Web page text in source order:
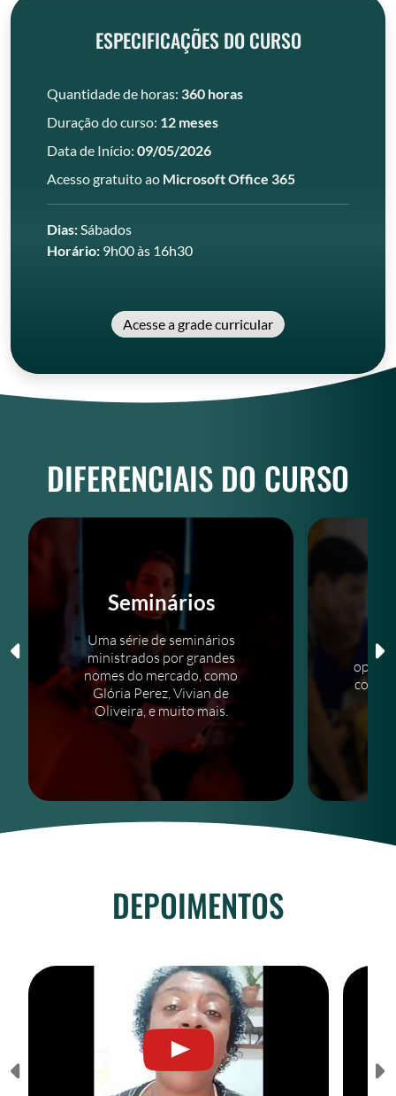
DIFERENCIAIS DO CURSO
Seminários
Uma série de seminários
ministrados por grandes
nomes do mercado, como
Glória Perez, Vivian de
Oliveira, e muito mais.
com
ESPECIFICAÇÕES DO CURSO
Quantidade de horas: 360 horas
Duração do curso: 12 meses
Data de Início: 09/05/2026
Acesso gratuito ao Microsoft Office 365
Dias: Sábados
Horário: 9h00 às 16h30
Acesse a grade curricular
DEPOIMENTOS